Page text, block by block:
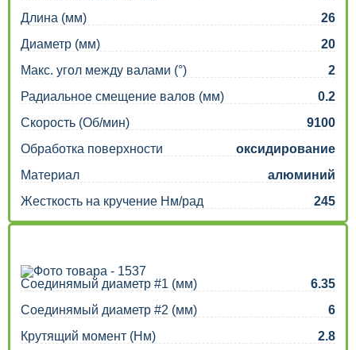
Длина (мм)
26
Диаметр (мм)
20
Макс. угол между валами (°)
2
Радиальное смещение валов (мм)
0.2
Скорость (Об/мин)
9100
Обработка поверхности
оксидирование
Материал
алюминий
Жесткость на кручение Нм/рад
245
Соединямый диаметр #1 (мм)
6.35
Соединямый диаметр #2 (мм)
6
Крутящий момент (Нм)
2.8